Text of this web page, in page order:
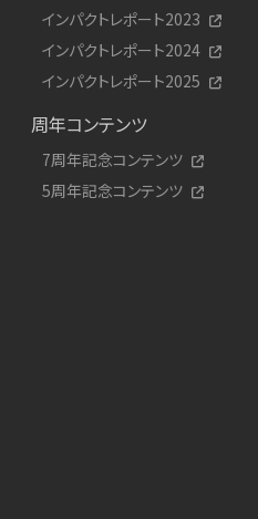
インパクトレポート2023
インパクトレポート2024
インパクトレポート2025
周年コンテンツ
7周年記念コンテンツ
5周年記念コンテンツ